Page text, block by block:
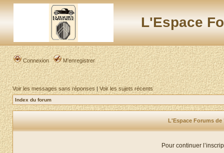
L'Espace
Connexion M’enregistrer
Voir les messages sans réponses|Voir les sujets récents
Index du forum
L'Espace Forums
Pour continuer